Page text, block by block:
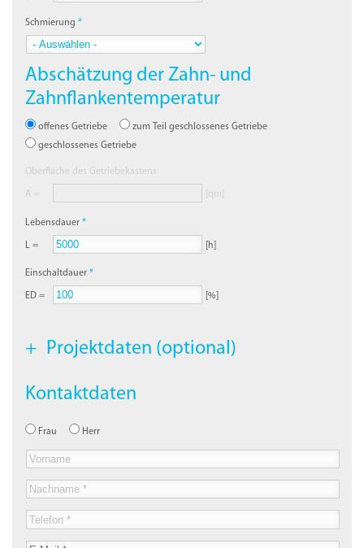
Schmierung
Abschätzung der Zahn- und
Zahnflankentemperatur
offenes Getriebe
zum Teil geschlossenes Getriebe
geschlossenes Getriebe
Oberfläche des Getriebekastens
A = [qm]
Lebensdauer
L = [h]
Einschaltdauer
ED = [%]
Projektdaten (optional)
Kontaktdaten
Frau Herr